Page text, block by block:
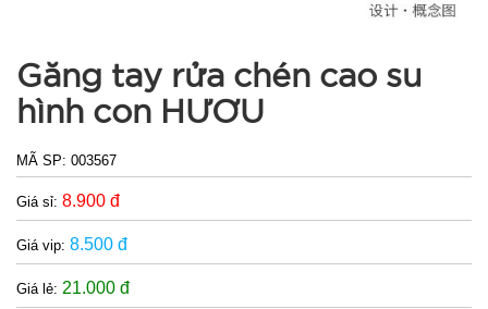
Găng tay rửa chén cao su
hình con HƯƠU
MÃ SP: 003567
Giá sỉ: 8.900 đ
Giá vip: 8.500 đ
Giá lẻ: 21.000 đ